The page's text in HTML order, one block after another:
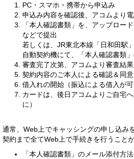
PC・スマホ・携帯から申込み
申込み内容を確認後、アコムより
「本人確認書類」を、アップロー
などで提出
若しくは、JR東北本線「日和田駅
自動契約機にて、「本人確認書類
審査完了次第、アコムより審査結
契約内容のご本人による確認＆同意
借入れの開始（振込による借入が可
カードは、後日アコムよりご自宅
に）
通常、Web上でキャッシングの申し込み
契約まで全てWeb上で手続きを行うこと
「本人確認書類」のメール添付方